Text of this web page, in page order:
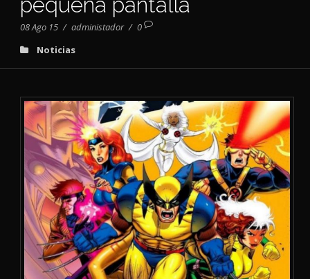
pequeña pantalla
08 Ago 15 / administador / 0
Noticias